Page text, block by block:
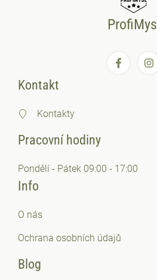
ProfiMysl
Kontakt
Kontakty
Pracovní hodiny
Pondělí - Pátek 09:00 - 17:00
Info
O nás
Ochrana osobních údajů
Blog